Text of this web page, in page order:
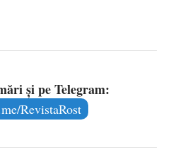
și pe Telegram:
RevistaRost